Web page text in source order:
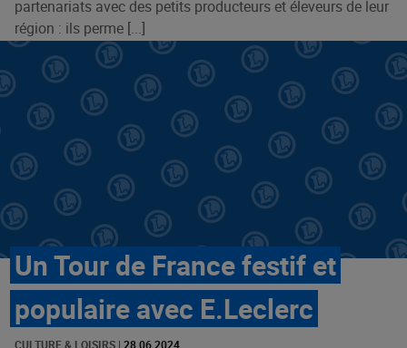
partenariats avec des petits producteurs et éleveurs de leur
région : ils perme [...]
Un Tour de France festif et
populaire avec E.Leclerc
CULTURE & LOISIRS | 28.06.2024